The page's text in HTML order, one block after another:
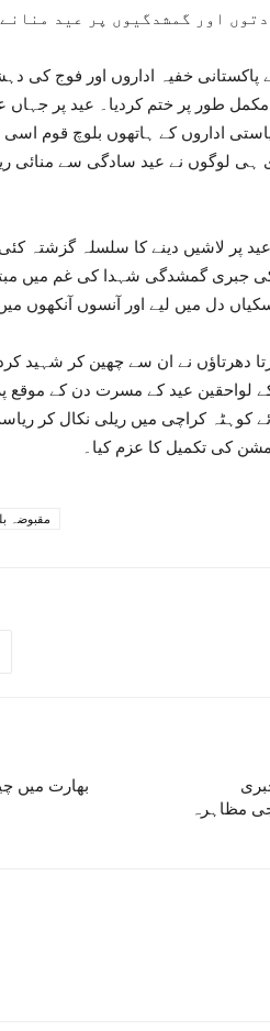
اور گمشدگیوں پر عید منانے
خفیہ اداروں اور فوج کی
طور پر ختم کردیا۔ عید پر جہاں
اداروں کے ہاتھوں بلوچ قوم اسی
ہی لوگوں نے عید سادگی سے منائی
عید پر لاشیں دینے کا سلسلہ گزشتہ
کی جبری گمشدگی شہدا کی غم میں
دل میں لیے اور آنسوں آنکھوں
دھرتاؤں نے ان سے چھین کر شہید
لواحقین عید کے مسرت دن کے موقع
کوہٹہ کراچی میں ریلی نکال کر
مشن کی تکمیل کا عزم کیا۔
مقبوضہ
مظاہرہ